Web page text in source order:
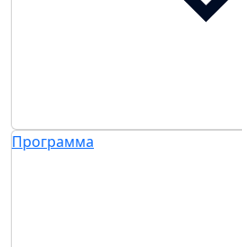
Программа